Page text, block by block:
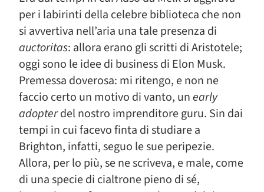
per i labirinti della celebre biblioteca che non
si avvertiva nell’aria una tale presenza di
auctoritas: allora erano gli scritti di Aristotele;
oggi sono le idee di business di Elon Musk.
Premessa doverosa: mi ritengo, e non ne
faccio certo un motivo di vanto, unearly
adopterdel nostro imprenditore guru. Sin dai
tempi in cui facevo finta di studiare a
Brighton, infatti, seguo le sue peripezie.
Allora, per lo più, se ne scriveva, e male, come
di una specie di cialtrone pieno di sé,